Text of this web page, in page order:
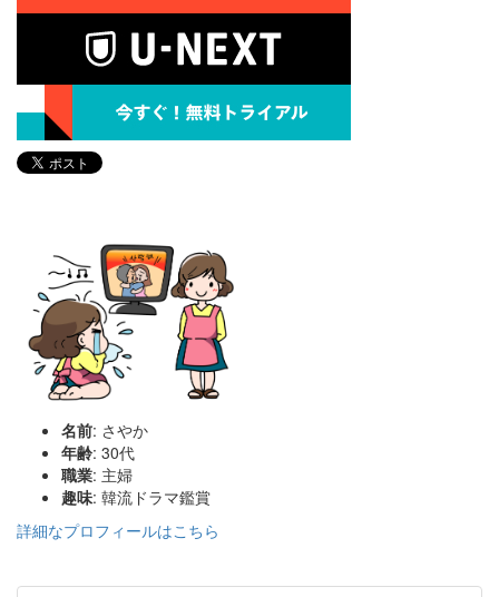
名前: さやか
年齢: 30代
職業: 主婦
趣味: 韓流ドラマ鑑賞
詳細なプロフィールはこちら